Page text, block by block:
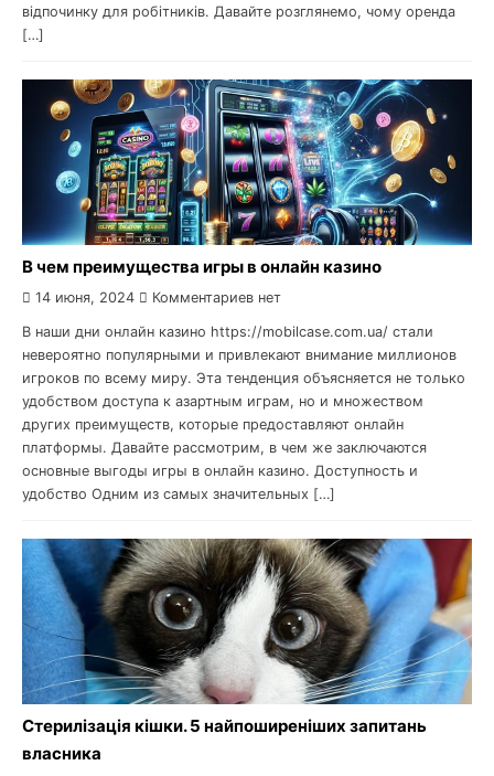
відпочинку для робітників. Давайте розглянемо, чому оренда
[…]
В чем преимущества игры в онлайн казино
14 июня, 2024 Комментариев нет
В наши дни онлайн казино https://mobilcase.com.ua/ стали
невероятно популярными и привлекают внимание миллионов
игроков по всему миру. Эта тенденция объясняется не только
удобством доступа к азартным играм, но и множеством
других преимуществ, которые предоставляют онлайн
платформы. Давайте рассмотрим, в чем же заключаются
основные выгоды игры в онлайн казино. Доступность и
удобство Одним из самых значительных […]
Стерилізація кішки. 5 найпоширеніших запитань
власника